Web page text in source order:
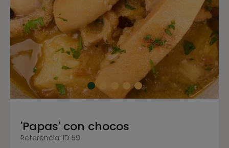
'Papas' con chocos
Referencia: ID 59